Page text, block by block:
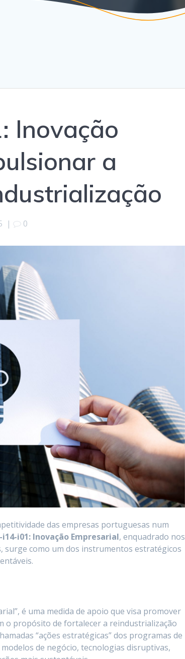
Inovação
a
| 0
das empresas portuguesas num
i14-i01: Inovação Empresarial, enquadrado nos
surge como um dos instrumentos estratégicos
é uma medida de apoio que visa promover
o propósito de fortalecer a reindustrialização
“ações estratégicas” dos programas de
de negócio, tecnologias disruptivas,